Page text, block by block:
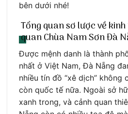
bên dưới nhé!
Tổng quan sơ lược về
quan Chùa Nam Sơn Đà
Được mệnh danh là thành
nhất ở Việt Nam, Đà Nẵng
nhiều tín đồ “xê dịch” không
còn quốc tế nữa. Ngoài sở
xanh trong, và cảnh quan